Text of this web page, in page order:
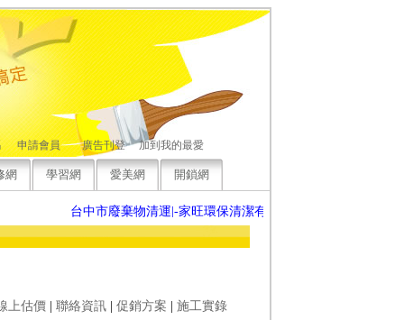
申請會員 廣告刊登 加到我的最愛
網 學習網 愛美網 開鎖網
台中市廢棄物清運|-家旺環保清潔有限公司歡迎來電洽詢，竭誠
上估價 聯絡資訊| 促銷方案 施工實錄